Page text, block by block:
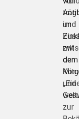
trägt
im
mit
dem
zur
und
den
und